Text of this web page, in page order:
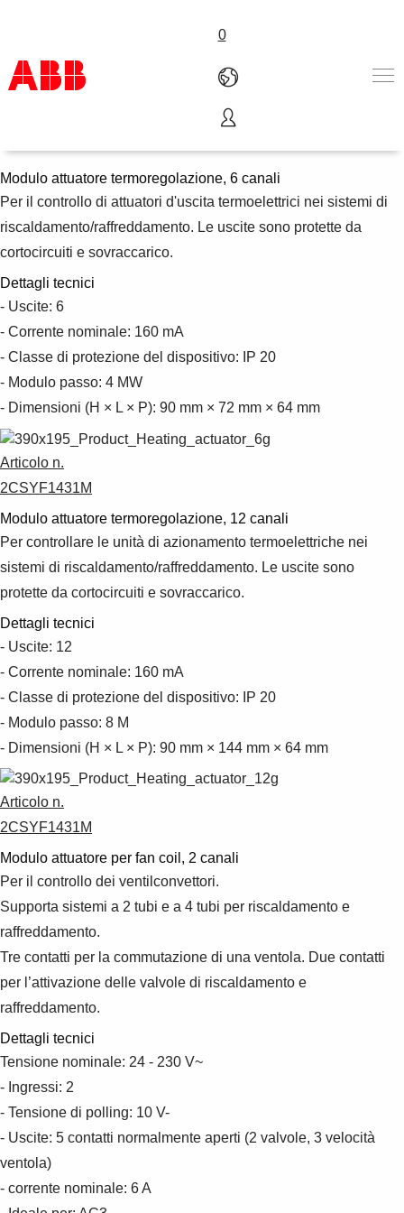
0
Prodotti e Soluzioni
Industrie e Utility
Service
Contattaci
Lavorare in ABB
Products
See more products
Shopping list preview
0
Modulo attuatori HVAC
Modulo attuatore termoregolazione, 6 canali
Per il controllo di attuatori d'uscita termoelettrici nei sistemi di
riscaldamento/raffreddamento. Le uscite sono protette da
cortocircuiti e sovraccarico.
Dettagli tecnici
- Uscite: 6
- Corrente nominale: 160 mA
- Classe di protezione del dispositivo: IP 20
- Modulo passo: 4 MW
- Dimensioni (H × L × P): 90 mm × 72 mm × 64 mm
Articolo n.
2CSYF1431M
Modulo attuatore termoregolazione, 12 canali
Per controllare le unità di azionamento termoelettriche nei
sistemi di riscaldamento/raffreddamento. Le uscite sono
protette da cortocircuiti e sovraccarico.
Dettagli tecnici
- Uscite: 12
- Corrente nominale: 160 mA
- Classe di protezione del dispositivo: IP 20
- Modulo passo: 8 M
- Dimensioni (H × L × P): 90 mm × 144 mm × 64 mm
Articolo n.
2CSYF1431M
Modulo attuatore per fan coil, 2 canali
Per il controllo dei ventilconvettori.
Supporta sistemi a 2 tubi e a 4 tubi per riscaldamento e
raffreddamento.
Tre contatti per la commutazione di una ventola. Due contatti
per l’attivazione delle valvole di riscaldamento e
raffreddamento.
Dettagli tecnici
Tensione nominale: 24 - 230 V~
- Ingressi: 2
- Tensione di polling: 10 V-
- Uscite: 5 contatti normalmente aperti (2 valvole, 3 velocità
ventola)
- corrente nominale: 6 A